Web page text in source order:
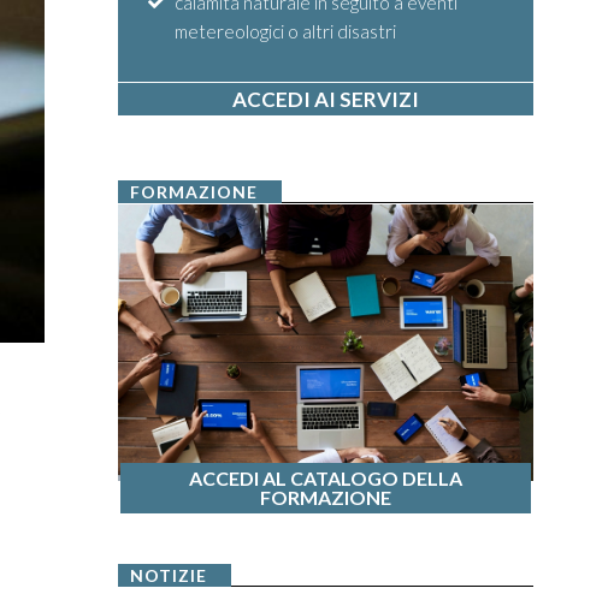
metereologici o altri disastri
ACCEDI AI SERVIZI
FORMAZIONE
ACCEDI AL CATALOGO DELLA
FORMAZIONE
NOTIZIE